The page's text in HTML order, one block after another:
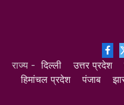
राज्य -दिल्ली उत्तर प्रदेश
हिमांचल प्रदेश
पंजाब